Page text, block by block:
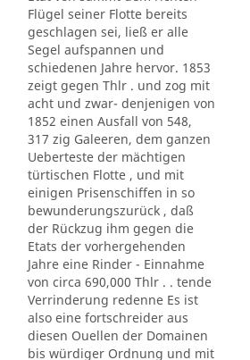
Flügel seiner Flotte bereits
geschlagen sei, ließ er alle
Segel aufspannen und
schiedenen Jahre hervor. 1853
zeigt gegen Thlr . und zog mit
acht und zwar- denjenigen von
1852 einen Ausfall von 548,
317 zig Galeeren, dem ganzen
Ueberteste der mächtigen
türtischen Flotte , und mit
einigen Prisenschiffen in so
bewunderungszurück , daß
der Rückzug ihm gegen die
Etats der vorhergehenden
Jahre eine Rinder - Einnahme
von circa 690,000 Thlr . . tende
Verrinderung redenne Es ist
also eine fortschreider aus
diesen Ouellen der Domainen
bis würdiger Ordnung und mit